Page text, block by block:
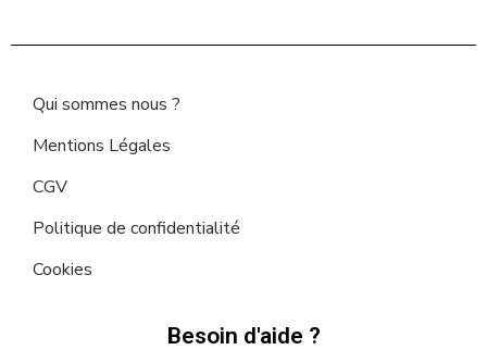
Qui sommes nous ?
Mentions Légales
CGV
Politique de confidentialité
Cookies
Besoin d'aide ?